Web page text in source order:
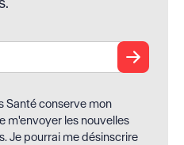
Santé conserve mon
m'envoyer les nouvelles
Je pourrai me désinscrire